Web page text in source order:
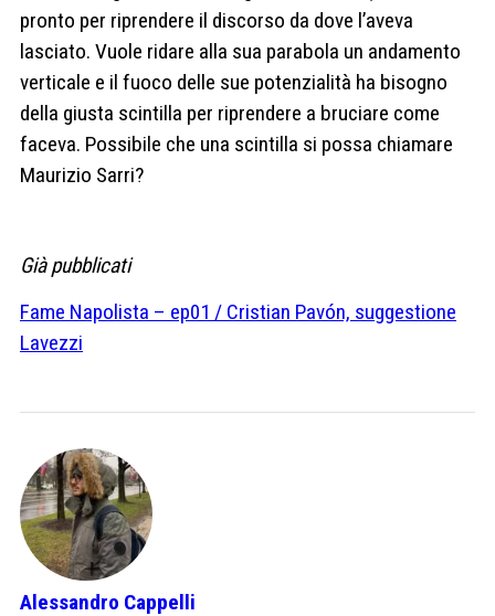
pronto per riprendere il discorso da dove l’aveva
lasciato. Vuole ridare alla sua parabola un andamento
verticale e il fuoco delle sue potenzialità ha bisogno
della giusta scintilla per riprendere a bruciare come
faceva. Possibile che una scintilla si possa chiamare
Maurizio Sarri?
Già pubblicati
Fame Napolista – ep01 / Cristian Pavón, suggestione
Lavezzi
Alessandro Cappelli